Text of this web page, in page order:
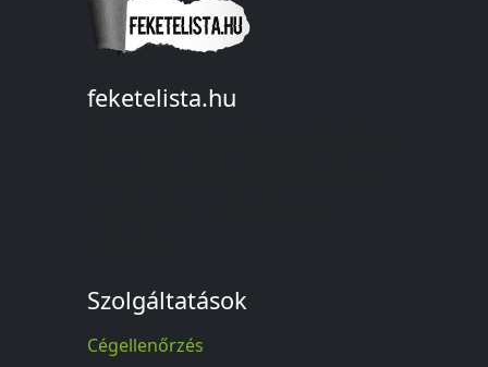
feketelista.hu
Szolgáltatások
Cégellenőrzés